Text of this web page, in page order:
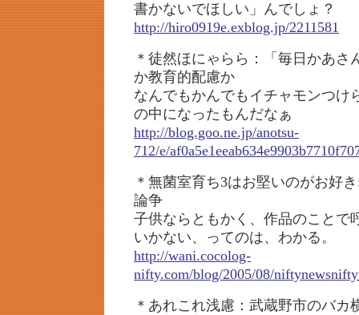
書かないでほしい」んでしょ？
http://hiro0919e.exblog.jp/2211581
＊徒然ほにゃらら：「毎日かあさ
か教育的配慮か
なんでもかんでもイチャモンつけ
の中になったもんだなぁ
http://blog.goo.ne.jp/anotsu-
712/e/
＊無菌室育ち3はお堅いのがお好
論争
子供ならともかく、作品のことで
いかない、ってのは、わかる。
http://wani.cocolog-
nifty.com/blog/2005/08/
＊あれこれ浅慮：武蔵野市のバカ